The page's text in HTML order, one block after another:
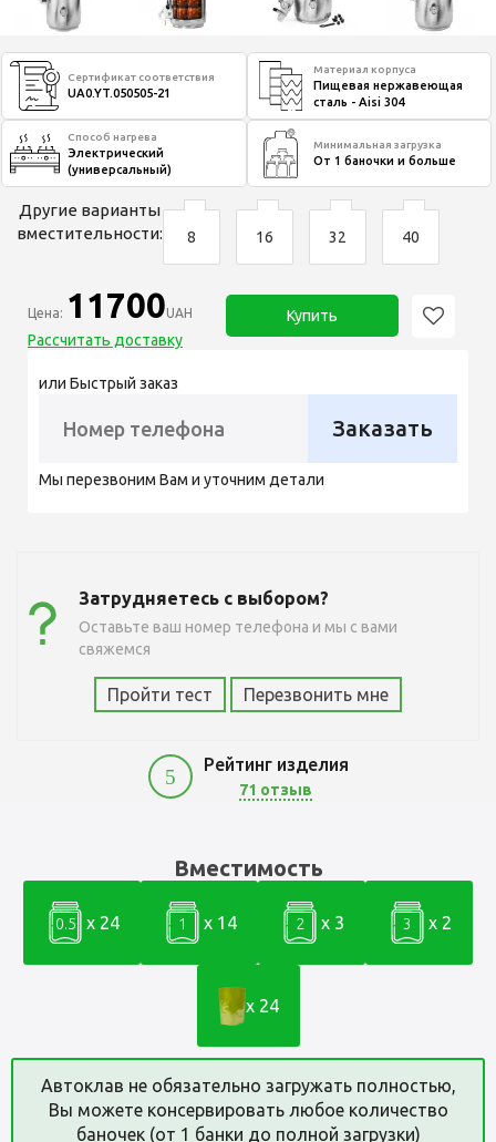
Сертификат соответствия
UA0.YT.050505-21
Материал корпуса
Пищевая нержавеющая
сталь - Aisi 304
Способ нагрева
Электрический
(универсальный)
Минимальная загрузка
От 1 баночки и больше
Другие варианты
вместительности:
8 16 32 40
Цена: 11700UAH
Рассчитать доставку
Купить
или Быстрый заказ
Заказать
Мы перезвоним Вам и уточним детали
Затрудняетесь с выбором?
Оставьте ваш номер телефона и мы с вами
свяжемся
Пройти тест Перезвонить мне
5
Рейтинг изделия
71 отзыв
Вместимость
0.5 x 24 1 x 14 2 x 3 3 x 2
x 24
Автоклав не обязательно загружать полностью,
Вы можете консервировать любое количество
баночек (от 1 банки до полной загрузки)